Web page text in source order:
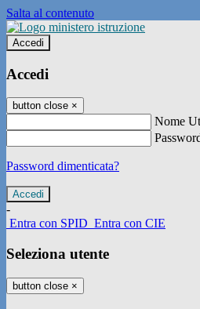
Salta al contenuto
Accedi
Accedi
button close ×
Nome
Password dimenticata?
-
Entra con SPID Entra con CIE
Seleziona utente
button close ×